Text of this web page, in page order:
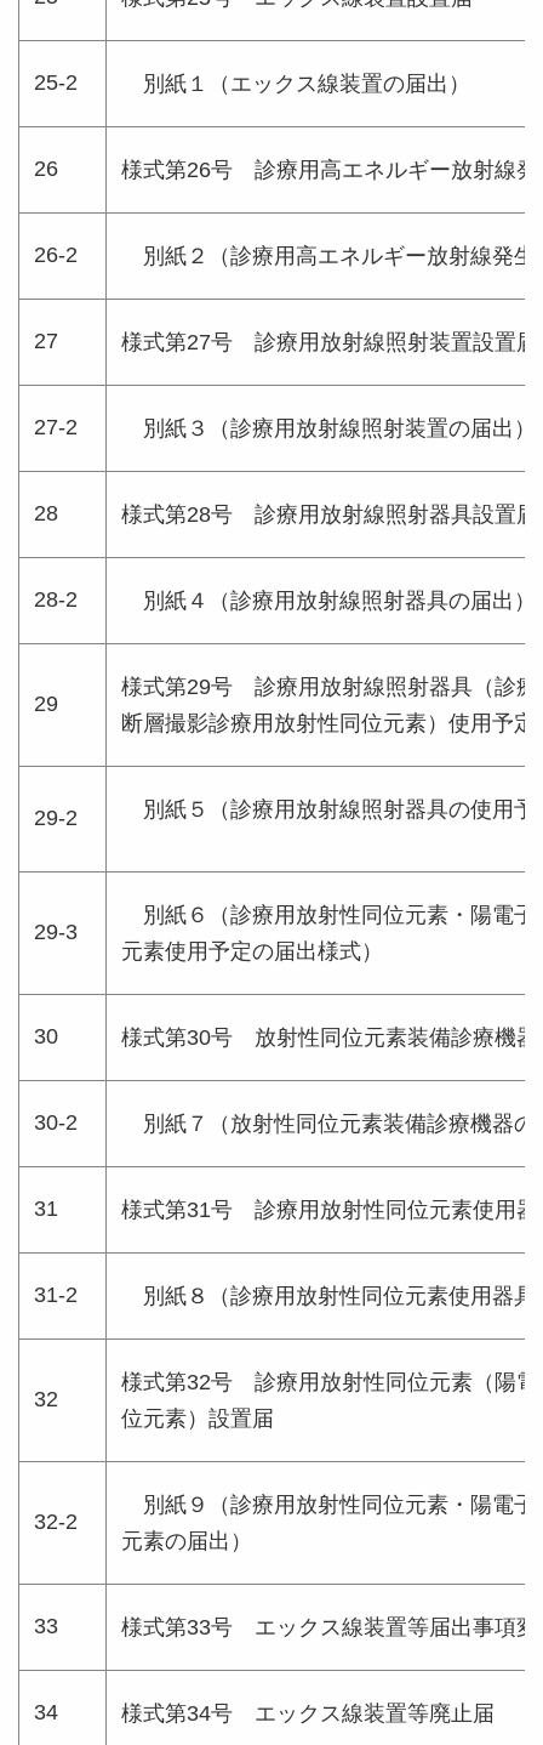
25-2 別紙１（エックス線装置の届出）
26 様式第26号 診療用高エネルギー放射線発
26-2 別紙２（診療用高エネルギー放射線発生
27 様式第27号 診療用放射線照射装置設置届
27-2 別紙３（診療用放射線照射装置の届出）
28 様式第28号 診療用放射線照射器具設置届
28-2 別紙４（診療用放射線照射器具の届出）
29
様式第29号 診療用放射線照射器具（診療
断層撮影診療用放射性同位元素）使用予定
29-2 別紙５（診療用放射線照射器具の使用予
29-3
別紙６（診療用放射性同位元素・陽電子
元素使用予定の届出様式）
30 様式第30号 放射性同位元素装備診療機器
30-2 別紙７（放射性同位元素装備診療機器の
31 様式第31号 診療用放射性同位元素使用器
31-2 別紙８（診療用放射性同位元素使用器具
32
様式第32号 診療用放射性同位元素（陽電
位元素）設置届
32-2
別紙９（診療用放射性同位元素・陽電子
元素の届出）
33 様式第33号 エックス線装置等届出事項変
34 様式第34号 エックス線装置等廃止届